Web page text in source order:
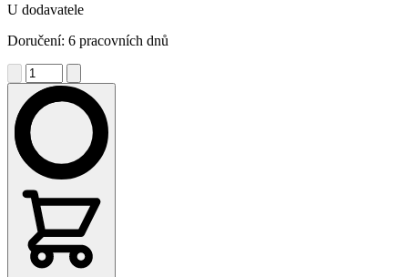
U dodavatele
Doručení: 6 pracovních dnů